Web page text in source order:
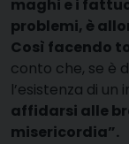
maghi e i
problemi, è
Così facendo
conto che, se è
l’esistenza di un
affidarsi alle
misericordia”.